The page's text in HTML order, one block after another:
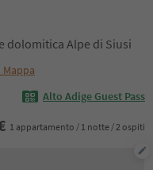
dolomitica Alpe di Siusi
Mappa
Alto Adige Guest Pass
1 appartamento / 1 notte / 2 ospiti